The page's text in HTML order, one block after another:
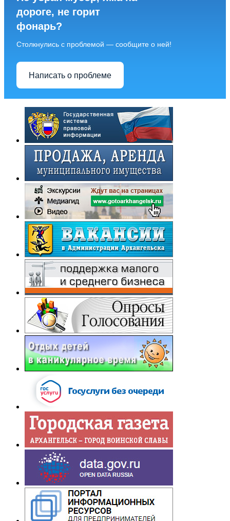
дороге, не горит
фонарь?
Столкнулись с проблемой — сообщите о ней!
Написать о проблеме